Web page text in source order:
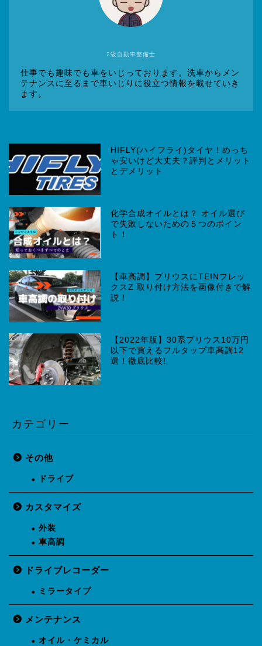
2級自動車整備士
仕事でも趣味でも車をいじっております。洗車からメン
テナンスに至るまで車いじりに役立つ情報を載せていき
ます。
HIFLY(ハイフライ)タイヤ！めっち
ゃ安いけど大丈夫？評判とメリット
とデメリット
化学合成オイルとは？ オイル選び
で失敗しないための５つのポイン
ト！
【車高調】プリウスにTEINフレッ
クスZ 取り付け方法を画像付きで解
説！
【2022年版】30系プリウス10万円
以下で買えるフルタップ車高調12
選！徹底比較!
カテゴリー
その他
ドライブ
カスタマイズ
外装
車高調
ドライブレコーダー
ミラータイプ
メンテナンス
オイル・ケミカル